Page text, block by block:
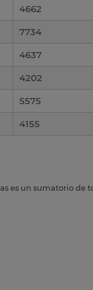
4662
7734
4637
4202
5575
4155
es un sumatorio de